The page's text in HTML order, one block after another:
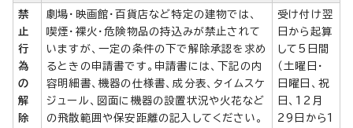
禁
止
行
為
の
解
除
劇場・映画館・百貨店など特定の建物では、
喫煙・裸火・危険物品の持込みが禁止されて
いますが、一定の条件の下で解除承認を求め
るときの申請書です。申請書には、下記の内
容明細書、機器の仕様書、成分表、タイムスケ
ジュール、図面に機器の設置状況や火花など
の飛散範囲や保安距離の記入してください。
受け付け翌
日から起算
して5日間
（土曜日・
日曜日、祝
日、12月
29日から1